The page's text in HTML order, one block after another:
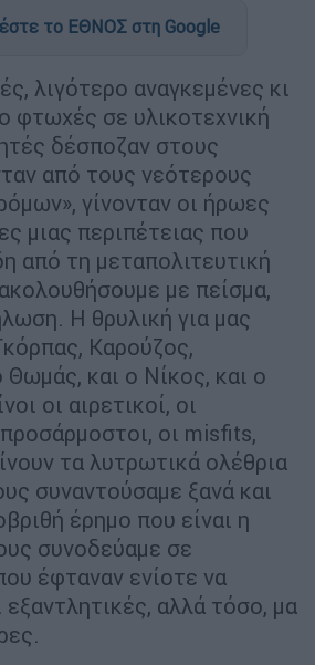
το ΕΘΝΟΣ στη Google
λιγότερο αναγκεμένες κι
φτωχές σε υλικοτεχνική
δέσποζαν στους
από τους νεότερους
γίνονταν οι ήρωες
µιας περιπέτειας που
από τη µεταπολιτευτική
µε πείσµα,
Η θρυλική για µας
Καρούζος,
και ο Νίκος, και ο
οι αιρετικοί, οι
οι misfits,
τα λυτρωτικά ολέθρια
συναντούσαµε ξανά και
έρηµο που είναι η
συνοδεύαµε σε
έφταναν ενίοτε να
εξαντλητικές, αλλά τόσο, µα